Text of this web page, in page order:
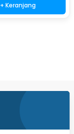
+ Keranjang